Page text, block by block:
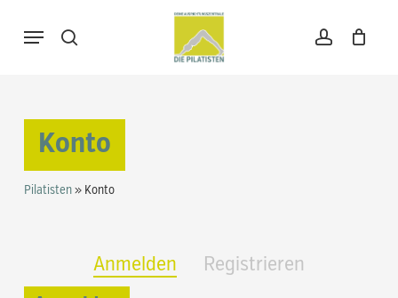
search account
Menu
Warenkorb
Close
Konto
Pilatisten» Konto
Anmelden
Registrieren